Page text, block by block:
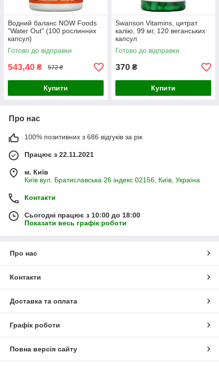
Водний баланс NOW Foods
"Water Out" (100 рослинних
капсул)
Готово до відправки
543,40 ₴ 572 ₴
Купити
Swanson Vitamins, цитрат
калію, 99 мг, 120 веганських
капсул
Готово до відправки
370 ₴
Купити
Про нас
100% позитивних з 686 відгуків за рік
Працює з 22.11.2021
м. Київ
Київ вул. Братиславська 26 індекс 02156, Київ, Україна
Контакти
Сьогодні працює з 10:00 до 18:00
Показати весь графік роботи
Про нас
Контакти
Доставка та оплата
Графік роботи
Повна версія сайту